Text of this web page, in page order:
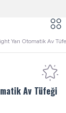
Yarı Otomatik Av
Av Tüfeği